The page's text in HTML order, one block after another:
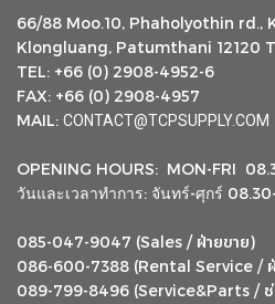
66/88 Moo.10, Phaholyothin rd.,
Klongluang, Patumthani 12120
TEL: +66 (0) 2908-4952-6
FAX: +66 (0) 2908-4957
MAIL: CONTACT@TCPSUPPLY.COM
OPENING HOURS: MON-FRI
วันและเวลาทำการ: จันทร์-ศุกร์
085-047-9047 (Sales / ฝ่ายขาย)
086-600-7388 (Rental Service /
089-799-8496 (Service&Parts /